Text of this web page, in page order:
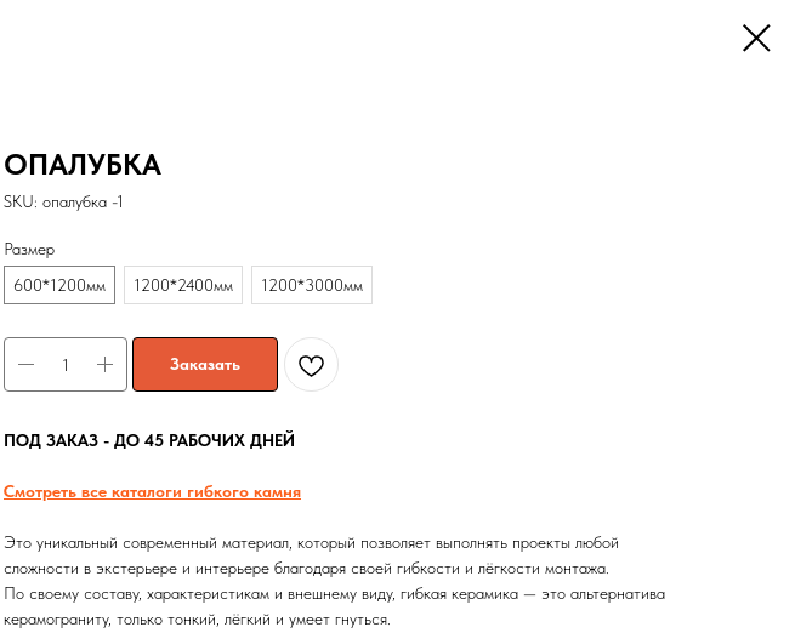
ОПАЛУБКА
SKU: опалубка -1
Размер
600*1200мм
1200*2400мм 1200*3000мм
Заказать
ПОД ЗАКАЗ - ДО 45 РАБОЧИХ ДНЕЙ
Смотреть все каталоги гибкого камня
Это уникальный современный материал, который позволяет выполнять проекты любой
сложности в экстерьере и интерьере благодаря своей гибкости и лёгкости монтажа.
По своему составу, характеристикам и внешнему виду, гибкая керамика — это альтернатива
керамограниту, только тонкий, лёгкий и умеет гнуться.